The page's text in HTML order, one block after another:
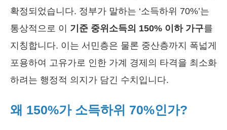
확정되었습니다. 정부가 말하는 ‘소득하위 70%’는
통상적으로 이 기준 중위소득의 150% 이하 가구를
지칭합니다. 이는 서민층은 물론 중산층까지 폭넓게
포용하여 고유가로 인한 가계 경제의 타격을 최소화
하려는 행정적 의지가 담긴 수치입니다.
왜 150%가 소득하위 70%인가?